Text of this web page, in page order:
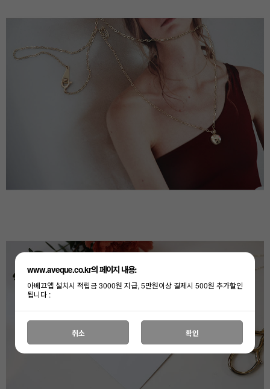
www.aveque.co.kr의 페이지 내용:
아베끄앱 설치시 적립금 3000원 지급, 5만원이상 결제시 500원 추가할인
됩니다 :
취소 확인